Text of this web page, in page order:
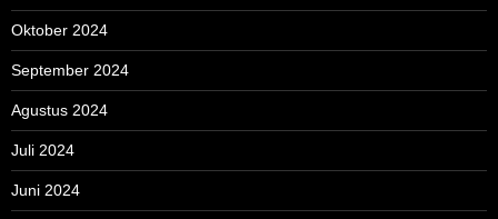
Oktober 2024
September 2024
Agustus 2024
Juli 2024
Juni 2024